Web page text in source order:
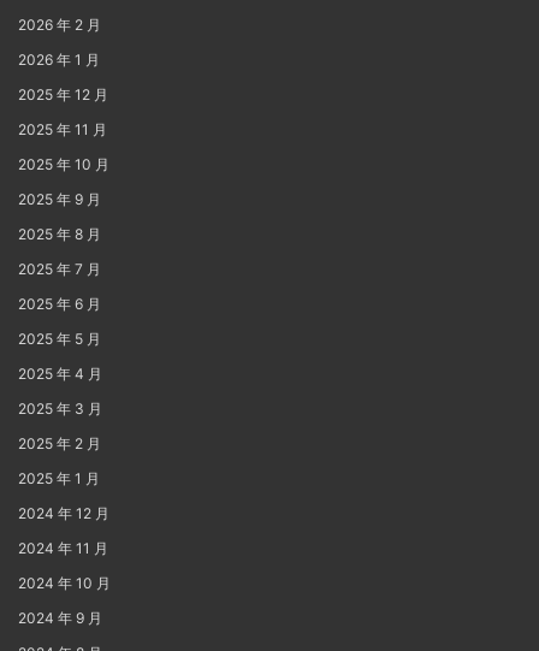
2026 年 2 月
2026 年 1 月
2025 年 12 月
2025 年 11 月
2025 年 10 月
2025 年 9 月
2025 年 8 月
2025 年 7 月
2025 年 6 月
2025 年 5 月
2025 年 4 月
2025 年 3 月
2025 年 2 月
2025 年 1 月
2024 年 12 月
2024 年 11 月
2024 年 10 月
2024 年 9 月